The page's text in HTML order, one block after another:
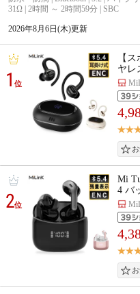
31Ω | 2時間 ～ 2時間59分 | SBC
2026年8月6日(木)更新
1位
【
ヤレ
2位
Mi
4 バ